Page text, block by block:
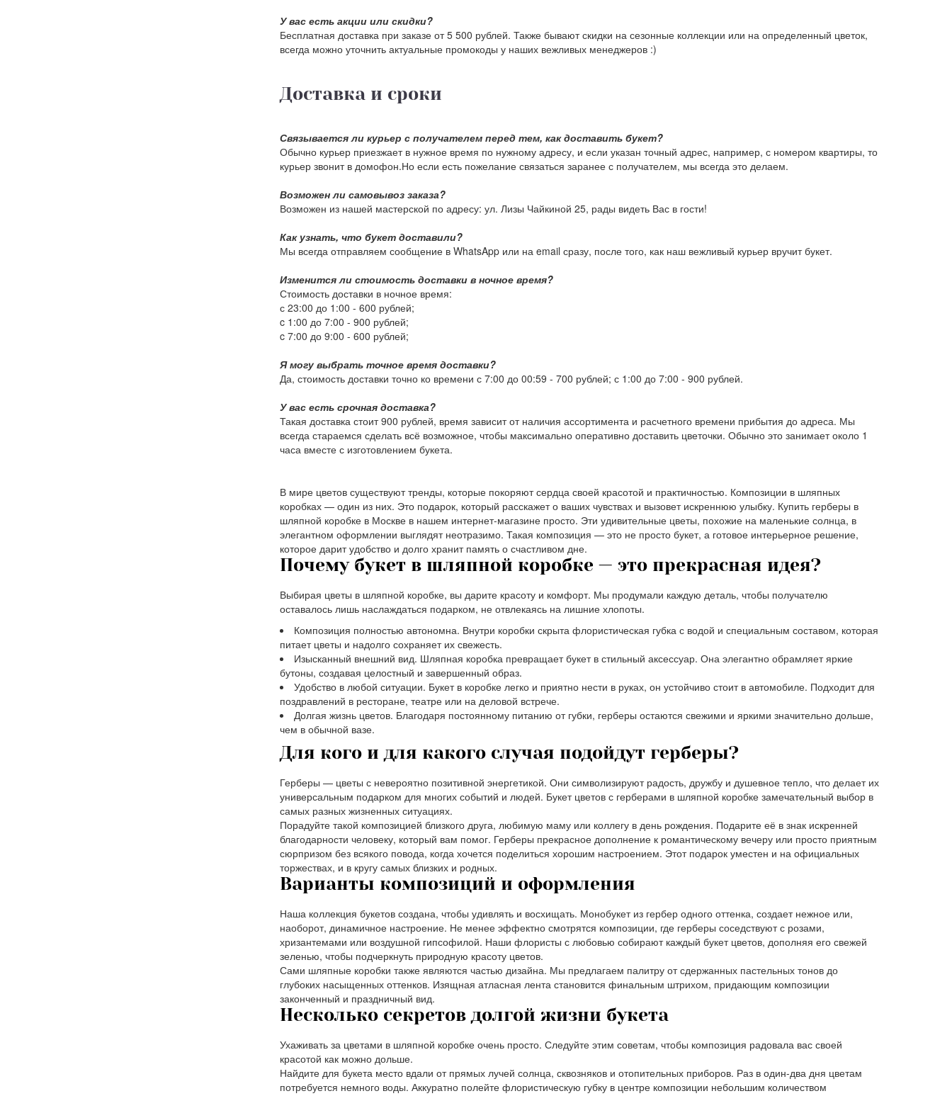
У вас есть акции или скидки?
Бесплатная доставка при заказе от 5 500 рублей. Также бывают скидки на сезонные коллекции или на определенный цветок,
всегда можно уточнить актуальные промокоды у наших вежливых менеджеров :)
Доставка и сроки
Связывается ли курьер с получателем перед тем, как доставить букет?
Обычно курьер приезжает в нужное время по нужному адресу, и если указан точный адрес, например, с номером квартиры, то
курьер звонит в домофон.Но если есть пожелание связаться заранее с получателем, мы всегда это делаем.
Возможен ли самовывоз заказа?
Возможен из нашей мастерской по адресу: ул. Лизы Чайкиной 25, рады видеть Вас в гости!
Как узнать, что букет доставили?
Мы всегда отправляем сообщение в WhatsApp или на email сразу, после того, как наш вежливый курьер вручит букет.
Изменится ли стоимость доставки в ночное время?
Стоимость доставки в ночное время:
с 23:00 до 1:00 - 600 рублей;
c 1:00 до 7:00 - 900 рублей;
c 7:00 до 9:00 - 600 рублей;
Я могу выбрать точное время доставки?
Да, стоимость доставки точно ко времени с 7:00 до 00:59 - 700 рублей; с 1:00 до 7:00 - 900 рублей.
У вас есть срочная доставка?
Такая доставка стоит900 рублей, время зависит от наличия ассортимента и расчетного времени прибытия до адреса. Мы
всегда стараемся сделать всё возможное, чтобы максимально оперативно доставить цветочки. Обычно это занимает около 1
часа вместе с изготовлением букета.
В мире цветов существуют тренды, которые покоряют сердца своей красотой и практичностью. Композиции в шляпных
коробках — один из них. Это подарок, который расскажет о ваших чувствах и вызовет искреннюю улыбку. Купить герберы в
шляпной коробке в Москве в нашем интернет-магазине просто. Эти удивительные цветы, похожие на маленькие солнца, в
элегантном оформлении выглядят неотразимо. Такая композиция — это не просто букет, а готовое интерьерное решение,
которое дарит удобство и долго хранит память о счастливом дне.
Почему букет в шляпной коробке — это прекрасная идея?
Выбирая цветы в шляпной коробке, вы дарите красоту и комфорт. Мы продумали каждую деталь, чтобы получателю
оставалось лишь наслаждаться подарком, не отвлекаясь на лишние хлопоты.
Композиция полностью автономна. Внутри коробки скрыта флористическая губка с водой и специальным составом, которая
питает цветы и надолго сохраняет их свежесть.
Изысканный внешний вид. Шляпная коробка превращает букет в стильный аксессуар. Она элегантно обрамляет яркие
бутоны, создавая целостный и завершенный образ.
Удобство в любой ситуации. Букет в коробке легко и приятно нести в руках, он устойчиво стоит в автомобиле. Подходит для
поздравлений в ресторане, театре или на деловой встрече.
Долгая жизнь цветов. Благодаря постоянному питанию от губки, герберы остаются свежими и яркими значительно дольше,
чем в обычной вазе.
Для кого и для какого случая подойдут герберы?
Герберы — цветы с невероятно позитивной энергетикой. Они символизируют радость, дружбу и душевное тепло, что делает их
универсальным подарком для многих событий и людей. Букет цветов с герберами в шляпной коробке замечательный выбор в
самых разных жизненных ситуациях.
Порадуйте такой композицией близкого друга, любимую маму или коллегу в день рождения. Подарите её в знак искренней
благодарности человеку, который вам помог. Герберы прекрасное дополнение к романтическому вечеру или просто приятным
сюрпризом без всякого повода, когда хочется поделиться хорошим настроением. Этот подарок уместен и на официальных
торжествах, и в кругу самых близких и родных.
Варианты композиций и оформления
Наша коллекция букетов создана, чтобы удивлять и восхищать. Монобукет из гербер одного оттенка, создает нежное или,
наоборот, динамичное настроение. Не менее эффектно смотрятся композиции, где герберы соседствуют с розами,
хризантемами или воздушной гипсофилой. Наши флористы с любовью собирают каждый букет цветов, дополняя его свежей
зеленью, чтобы подчеркнуть природную красоту цветов.
Сами шляпные коробки также являются частью дизайна. Мы предлагаем палитру от сдержанных пастельных тонов до
глубоких насыщенных оттенков. Изящная атласная лента становится финальным штрихом, придающим композиции
законченный и праздничный вид.
Несколько секретов долгой жизни букета
Ухаживать за цветами в шляпной коробке очень просто. Следуйте этим советам, чтобы композиция радовала вас своей
красотой как можно дольше.
Найдите для букета место вдали от прямых лучей солнца, сквозняков и отопительных приборов. Раз в один-два дня цветам
потребуется немного воды. Аккуратно полейте флористическую губку в центре композиции небольшим количеством